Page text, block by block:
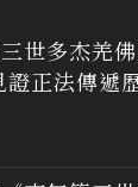
世多杰羌
正法傳遞